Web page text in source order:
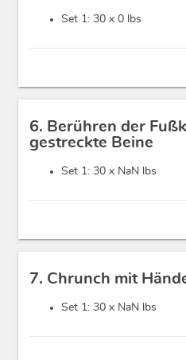
Set 1: 30 x 0 lbs
6. Berühren der
gestreckte Beine
Set 1: 30 x NaN lbs
7. Chrunch mit
Set 1: 30 x NaN lbs